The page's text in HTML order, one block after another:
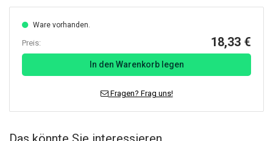
Ware vorhanden.
Preis: 18,33 €
In den Warenkorb legen
Fragen? Frag uns!